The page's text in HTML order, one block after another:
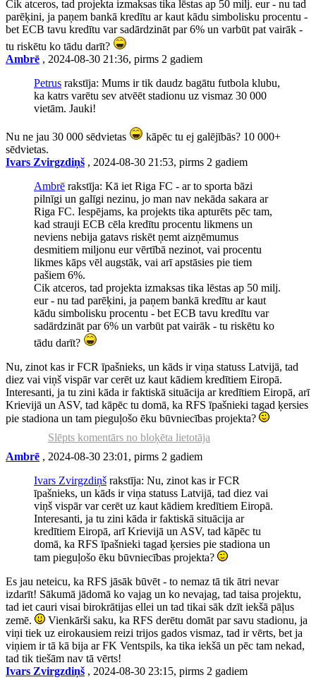
Cik atceros, tad projekta izmaksas tika lēstas ap 50 milj. eur - nu tad
parēķini, ja paņem bankā kredītu ar kaut kādu simbolisku procentu -
bet ECB tavu kredītu var sadārdzināt par 6% un varbūt pat vairāk -
tu riskētu ko tādu darīt?
Ambrē , 2024-08-30 21:36, pirms 2 gadiem
Petrus rakstīja: Mums ir tik daudz bagātu futbola klubu,
ka katrs varētu sev atvēēt stadionu uz vismaz 30 000
vietām. Jauki!
Nu ne jau 30 000 sēdvietas
kāpēc tu ej galējībās? 10 000+
sēdvietas.
Ivars Zvirgzdiņš , 2024-08-30 21:53, pirms 2 gadiem
Ambrē rakstīja: Kā iet Riga FC - ar to sporta bāzi
pilnīgi un galīgi nezinu, jo man nav nekāda sakara ar
Riga FC. Iespējams, ka projekts tika apturēts pēc tam,
kad strauji ECB cēla kredītu procentu likmens un
neviens nebija gatavs riskēt ņemt aizņēmumus
desmitiem miljonu eur vērtībā nezinot, vai procentu
likmes kāps vēl augstāk, vai arī apstāsies pie tiem
pašiem 6%.
Cik atceros, tad projekta izmaksas tika lēstas ap 50 milj.
eur - nu tad parēķini, ja paņem bankā kredītu ar kaut
kādu simbolisku procentu - bet ECB tavu kredītu var
sadārdzināt par 6% un varbūt pat vairāk - tu riskētu ko
tādu darīt?
Nu, zinot kas ir FCR īpašnieks, un kāds ir viņa statuss Latvijā, tad
diez vai viņš vispār var cerēt uz kaut kādiem kredītiem Eiropā.
Interesanti, ja tu zini kāda ir faktiskā situācija ar kredītiem Eiropā, arī
Krievijā un ASV, tad kāpēc tu domā, ka RFS īpašnieki tagad ķersies
pie stadiona un tam pieguļošo ēku būvniecības projekta?
Slēpts komentārs no bloķēta lietotāja
Ambrē , 2024-08-30 23:01, pirms 2 gadiem
Ivars Zvirgzdiņš rakstīja: Nu, zinot kas ir FCR
īpašnieks, un kāds ir viņa statuss Latvijā, tad diez vai
viņš vispār var cerēt uz kaut kādiem kredītiem Eiropā.
Interesanti, ja tu zini kāda ir faktiskā situācija ar
kredītiem Eiropā, arī Krievijā un ASV, tad kāpēc tu
domā, ka RFS īpašnieki tagad ķersies pie stadiona un
tam pieguļošo ēku būvniecības projekta?
Es jau neteicu, ka RFS jāsāk būvēt - to nemaz tā tik ātri nevar
izdarīt! Sākumā jādomā ko vajag un ko nevajag, tad taisa projektu,
tad iet cauri visai birokrātijas ellei un tad tikai sāk dzīt iekšā pāļus
zemē.
Vienkārši saku, ka RFS derētu domāt par savu stadionu, ja
viņi tiek uz eirokausiem reizi trijos gados vismaz, tad ir vērts, bet ja
viņiem ir tā kā bija ar FK Ventspils, ka tika iekšā un pēc tam nekad,
tad tik tiešām nav tā vērts!
Ivars Zvirgzdiņš , 2024-08-30 23:15, pirms 2 gadiem